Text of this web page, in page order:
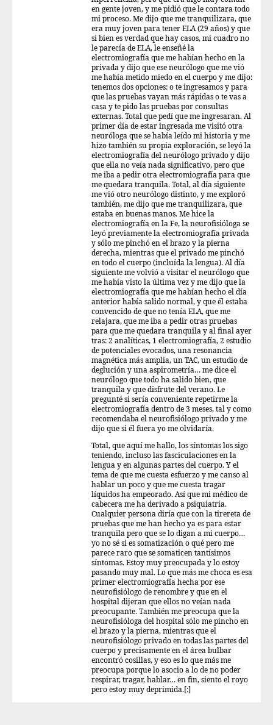
en gente joven, y me pidió que le contara todo
mi proceso. Me dijo que me tranquilizara, que
era muy joven para tener ELA (29 años) y que
si bien es verdad que hay casos, mi cuadro no
le parecía de ELA, le enseñé la
electromiografía que me habían hecho en la
privada y dijo que ese neurólogo que me vió
me había metido miedo en el cuerpo y me dijo:
tenemos dos opciones: o te ingresamos y para
que las pruebas vayan más rápidas o te vas a
casa y te pido las pruebas por consultas
externas. Total que pedí que me ingresaran. Al
primer día de estar ingresada me visitó otra
neuróloga que se había leído mi historia y me
hizo también su propia exploración, se leyó la
electromiografía del neurólogo privado y dijo
que ella no veía nada significativo, pero que
me iba a pedir otra electromiografía para que
me quedara tranquila. Total, al día siguiente
me vió otro neurólogo distinto, y me exploró
también, me dijo que me tranquilizara, que
estaba en buenas manos. Me hice la
electromiografía en la Fe, la neurofisióloga se
leyó previamente la electromiografía privada
y sólo me pinchó en el brazo y la pierna
derecha, mientras que el privado me pinchó
en todo el cuerpo (incluída la lengua). Al día
siguiente me volvió a visitar el neurólogo que
me había visto la última vez y me dijo que la
electromiografía que me habían hecho el día
anterior había salido normal, y que él estaba
convencido de que no tenía ELA, que me
relajara, que me iba a pedir otras pruebas
para que me quedara tranquila y al final ayer
tras: 2 analíticas, 1 electromiografía, 2 estudio
de potenciales evocados, una resonancia
magnética más amplia, un TAC, un estudio de
deglución y una aspirometría… me dice el
neurólogo que todo ha salido bien, que
tranquila y que disfrute del verano. Le
pregunté si sería conveniente repetirme la
electromiografía dentro de 3 meses, tal y como
recomendaba el neurofisiólogo privado y me
dijo que si él fuera yo me olvidaría.
Total, que aquí me hallo, los síntomas los sigo
teniendo, incluso las fasciculaciones en la
lengua y en algunas partes del cuerpo. Y el
tema de que me cuesta esfuerzo y me canso al
hablar un poco y que me cuesta tragar
líquidos ha empeorado. Así que mi médico de
cabecera me ha derivado a psiquiatría.
Cualquier persona diría que con la tirereta de
pruebas que me han hecho ya es para estar
tranquila pero que se lo digan a mi cuerpo…
yo no sé si es somatización o qué pero me
parece raro que se somaticen tantísimos
síntomas. Estoy muy preocupada y lo estoy
pasando muy mal. Lo que más me choca es esa
primer electromiografía hecha por ese
neurofisiólogo de renombre y que en el
hospital dijeran que ellos no veían nada
preocupante. También me preocupa que la
neurofisióloga del hospital sólo me pincho en
el brazo y la pierna, mientras que el
neurofisiólogo privado en todas las partes del
cuerpo y precisamente en el área bulbar
encontró cosillas, y eso es lo que más me
preocupa porque lo asocio a lo de no poder
respirar, tragar, hablar… en fin, siento el royo
pero estoy muy deprimida.[:]